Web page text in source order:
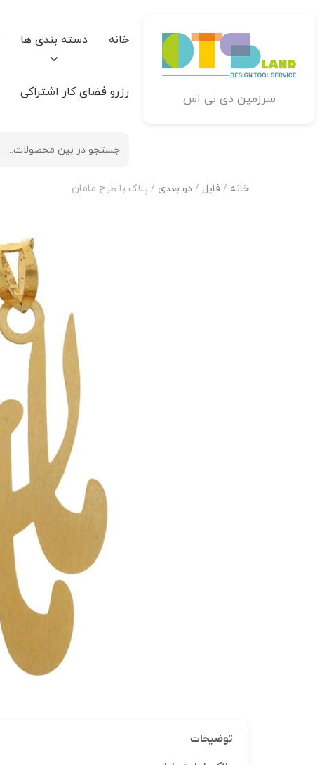
سرزمین دی تی اس
خانه دسته بندی ها
رزرو فضای کار اشتراکی
خانه / فایل / دو بعدی / پلاک با طرح مامان
توضیحات